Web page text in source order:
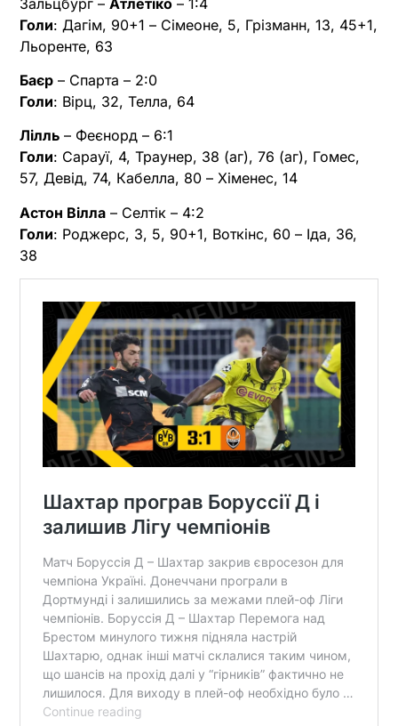
Голи: Дагім, 90+1 – Сімеоне, 5, Грізманн, 13, 45+1,
Льоренте, 63
Баєр – Спарта – 2:0
Голи: Вірц, 32, Телла, 64
Лілль – Феєнорд – 6:1
Голи: Сарауї, 4, Траунер, 38 (аг), 76 (аг), Гомес,
57, Девід, 74, Кабелла, 80 – Хіменес, 14
Астон Вілла – Селтік – 4:2
Голи: Роджерс, 3, 5, 90+1, Воткінс, 60 – Іда, 36,
38